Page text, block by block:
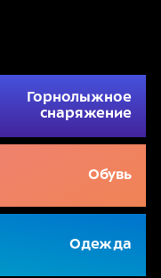
4, здание отеля
Горнолыжное
снаряжение
Обувь
Одежда